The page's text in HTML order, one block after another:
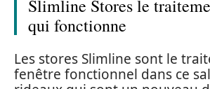
Slimline Stores le
qui fonctionne
Les stores Slimline sont le
fenêtre fonctionnel dans ce